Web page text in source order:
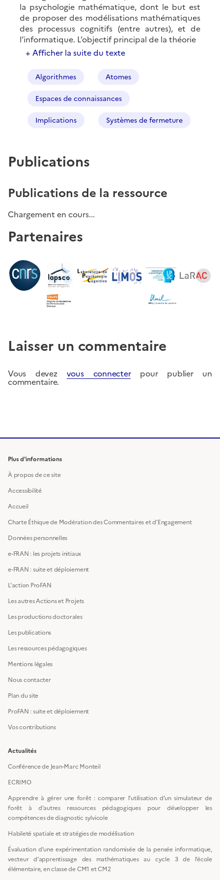
la psychologie mathématique, dont le but est
de proposer des modélisations mathématiques
des processus cognitifs (entre autres), et de
l’informatique. L’objectif principal de la théorie
+ Afficher la suite du texte
Algorithmes Atomes
Espaces de connaissances
Implications Systèmes de fermeture
Publications
Publications de la ressource
Chargement en cours...
Partenaires
Laisser un commentaire
Vous devez vous connecterpour publier un
commentaire.
Plus d'informations
À propos de ce site
Accessibilité
Accueil
Charte Éthique de Modération des Commentaires et d’Engagement
Données personnelles
e-FRAN : les projets initiaux
e-FRAN : suite et déploiement
L’action ProFAN
Les autres Actions et Projets
Les productions doctorales
Les publications
Les ressources pédagogiques
Mentions légales
Nous contacter
Plan du site
ProFAN : suite et déploiement
Vos contributions
Actualités
Conférence de Jean-Marc Monteil
ECRIMO
Apprendre à gérer une forêt : comparer l’utilisation d’un simulateur de
forêt à d’autres ressources pédagogiques pour développer les
compétences de diagnostic sylvicole
Habileté spatiale et stratégies de modélisation
Évaluation d’une expérimentation randomisée de la pensée informatique,
vecteur d’apprentissage des mathématiques au cycle 3 de l’école
élémentaire, en classe de CM1 et CM2